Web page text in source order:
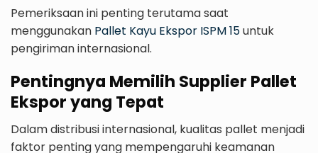
Pemeriksaan ini penting terutama saat
menggunakan Pallet Kayu Ekspor ISPM 15untuk
pengiriman internasional.
Pentingnya Memilih Supplier Pallet
Ekspor yang Tepat
Dalam distribusi internasional, kualitas pallet menjadi
faktor penting yang mempengaruhi keamanan